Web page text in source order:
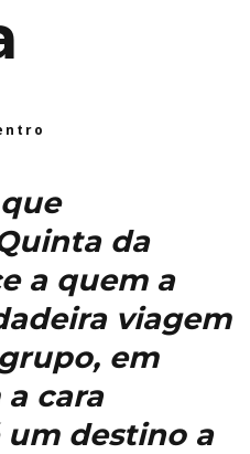
da
a quem a
viagem
em
cara
um destino a